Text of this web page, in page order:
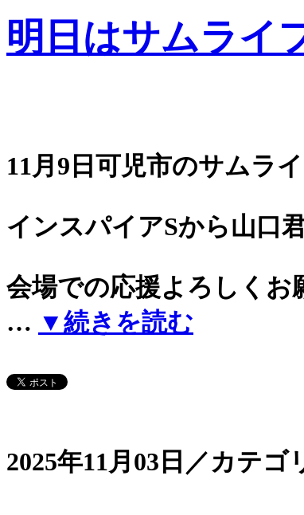
明日はサムライ
11月9日可児市のサムラ
インスパイアSから山口
会場での応援よろしくお
… ▼続きを読む
2025年11月03日／カテゴ